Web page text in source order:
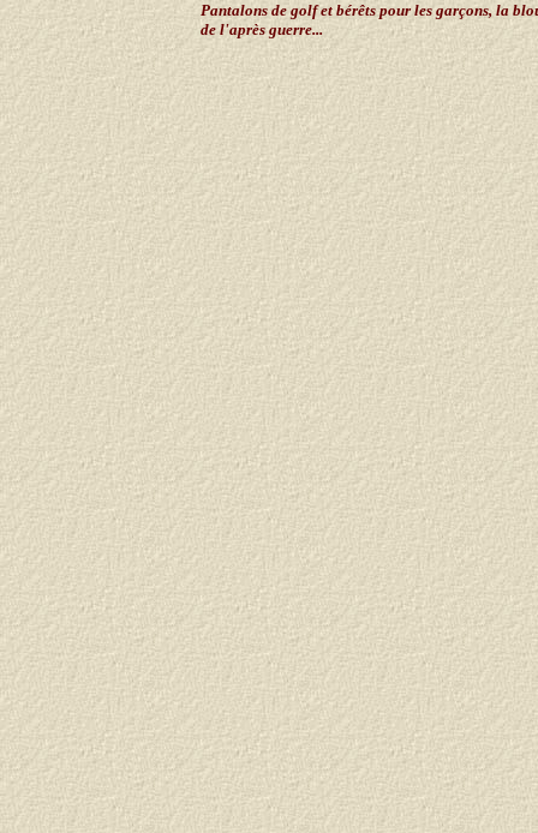
Pantalons de golf et bérêts pour les garçons, la
de l'après guerre...